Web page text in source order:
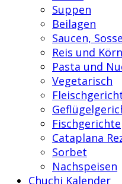
Suppen
Beilagen
Saucen,
Reis und
Pasta und
Vegetarisch
Fischgerichte
Cataplana
Sorbet
Nachspeisen
Chuchi Kalender